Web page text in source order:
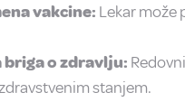
vakcine: Lekar može
o zdravlju:
stanjem.